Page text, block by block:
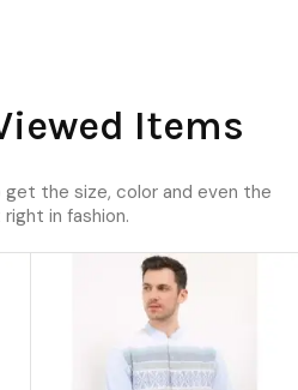
Items
the size, color and even the
in fashion.